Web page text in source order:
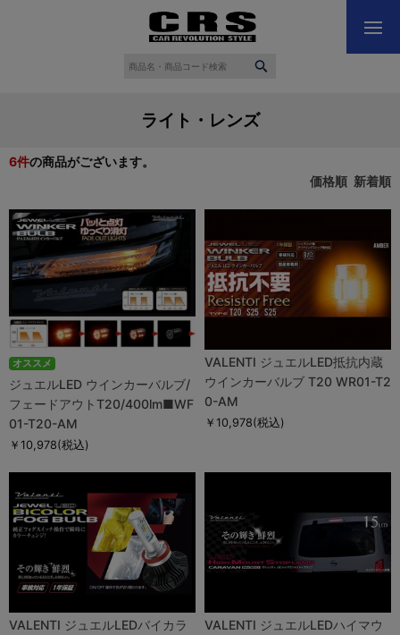
ライト・レンズ
6件の商品がございます。
価格順 新着順
オススメ
ジュエルLED ウインカーバルブ/
フェードアウトT20/400lm■WF
01-T20-AM
￥10,978(税込)
VALENTI ジュエルLED抵抗内蔵
ウインカーバルブ T20 WR01-T2
0-AM
￥10,978(税込)
VALENTI ジュエルLEDバイカラ
VALENTI ジュエルLEDハイマウ